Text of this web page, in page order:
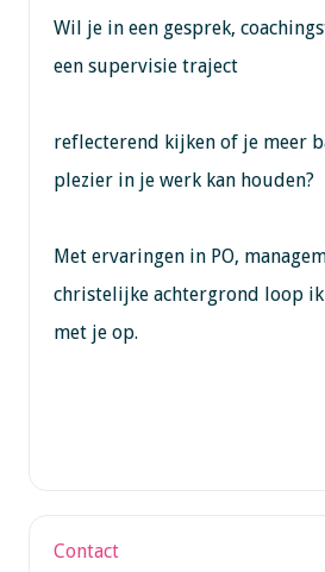
Wil je in een gesprek,
een supervisie traject
reflecterend kijken of je meer
plezier in je werk kan houden?
Met ervaringen in PO,
christelijke achtergrond loop
met je op.
Contact